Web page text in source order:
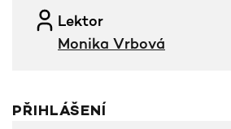
Lektor
Monika Vrbová
PŘIHLÁŠENÍ